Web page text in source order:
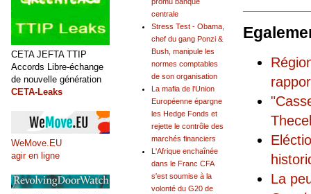
La
centrale
Stress Test - Obama,
chef du gang Ponzi &
Bush, manipule les
normes comptables
de son organisation
La mafia de l'Union
Européenne épargne
les Hedge Fonds et
rejette le contrôle des
marchés financiers
L'Afrique enchaînée
dans le Franc CFA
s'est soumise à la
volonté du G20 de
CETA JEFTA TTIP
Accords Libre-échange
de nouvelle génération
CETA-Leaks
WeMove.EU
agir en ligne